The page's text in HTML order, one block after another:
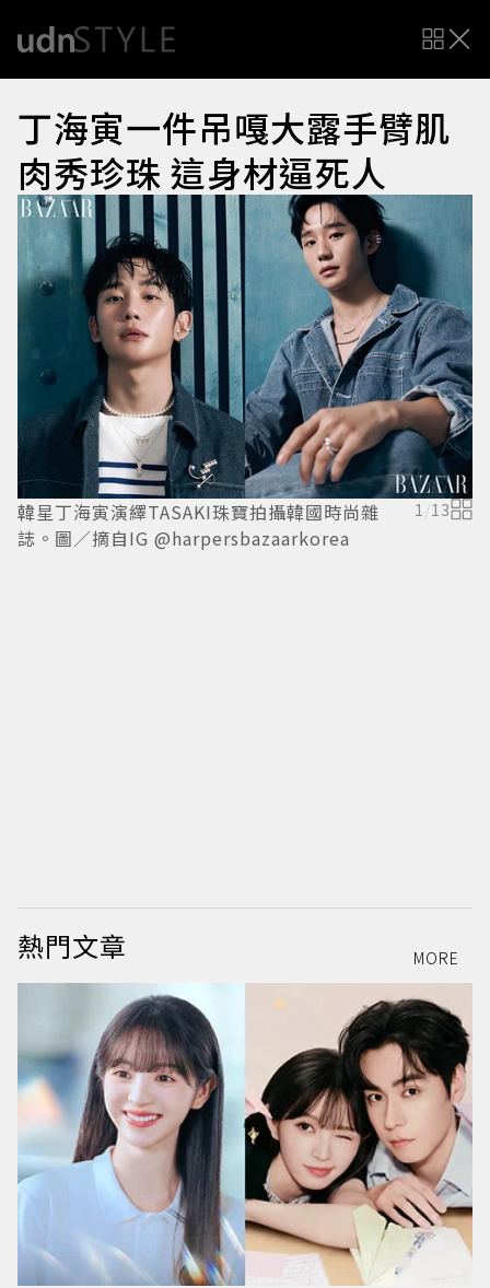
丁海寅一件吊嘎大露手臂肌
肉秀珍珠 這身材逼死人
韓星丁海寅演繹TASAKI珠寶拍攝韓國時尚雜
誌。圖／摘自IG @harpersbazaarkorea
1 /13
熱門文章 MORE